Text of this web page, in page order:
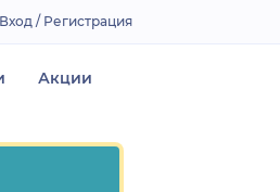
Вход / Регистрация
Акции